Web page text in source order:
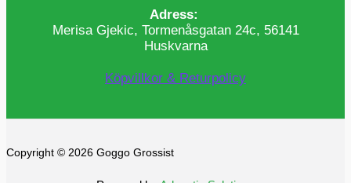
Adress:
Merisa Gjekic, Tormenåsgatan 24c, 56141
Huskvarna
Köpvillkor & Returpolicy
Copyright © 2026 Goggo Grossist